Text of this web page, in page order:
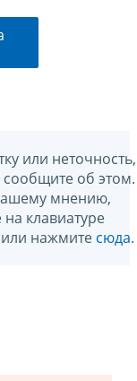
или неточность,
об этом.
мнению,
клавиатуре
нажмите сюда.